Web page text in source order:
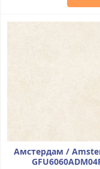
Амстердам /